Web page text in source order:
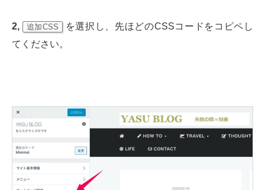
2, 追加CSS
を選択し、先ほどのCSSコードをコピペし
てください。